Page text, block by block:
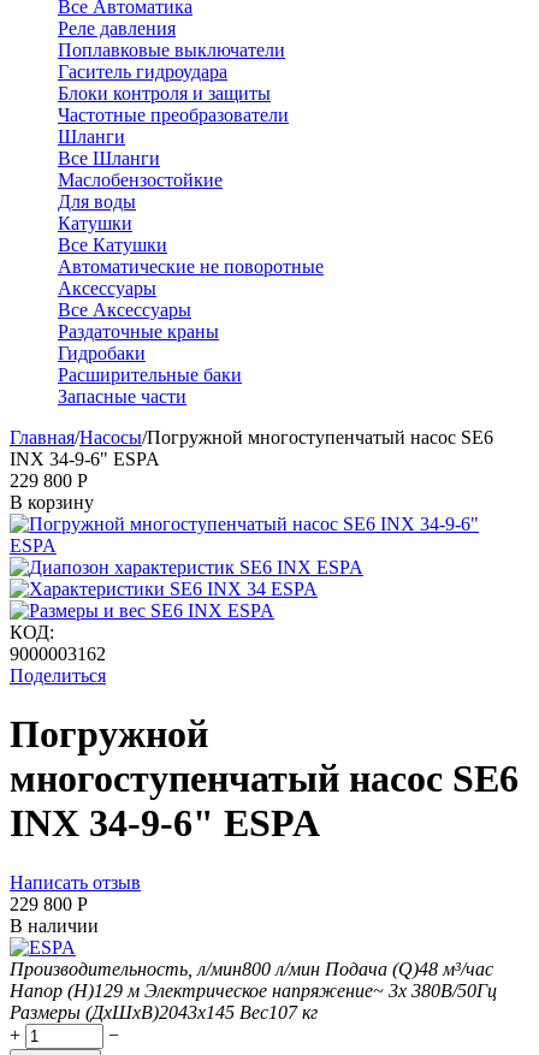
Все Автоматика
Реле давления
Поплавковые выключатели
Гаситель гидроудара
Блоки контроля и защиты
Частотные преобразователи
Шланги
Все Шланги
Маслобензостойкие
Для воды
Катушки
Все Катушки
Автоматические не поворотные
Аксессуары
Все Аксессуары
Раздаточные краны
Гидробаки
Расширительные баки
Запасные части
Главная/Насосы/Погружной многоступенчатый насос SE6
INX 34-9-6" ESPA
229 800 Р
В корзину
КОД:
9000003162
Поделиться
Погружной
многоступенчатый насос SE6
INX 34-9-6" ESPA
Написать отзыв
229 800 Р
В наличии
Производительность, л/мин800 л/мин Подача (Q)48 м³/час
Напор (H)129 м Электрическое напряжение~ 3x 380В/50Гц
Размеры (ДхШxВ)2043х145 Вес107кг
+
−